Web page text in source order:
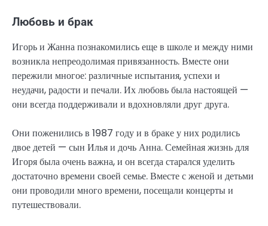
Любовь и брак
Игорь и Жанна познакомились еще в школе и между ними
возникла непреодолимая привязанность. Вместе они
пережили многое: различные испытания, успехи и
неудачи, радости и печали. Их любовь была настоящей —
они всегда поддерживали и вдохновляли друг друга.
Они поженились в 1987 году и в браке у них родились
двое детей — сын Илья и дочь Анна. Семейная жизнь для
Игоря была очень важна, и он всегда старался уделить
достаточно времени своей семье. Вместе с женой и детьми
они проводили много времени, посещали концерты и
путешествовали.